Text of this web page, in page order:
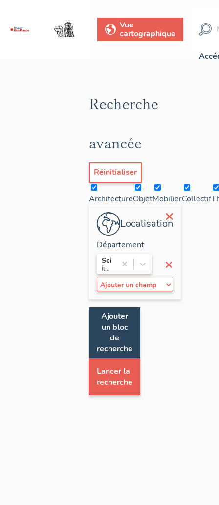
Vue
cartographique
Recherche
avancée
Réinitialiser
ArchitectureObjetMobilierCollectif
×
Localisation
×
Département
Seine-et-Marne
Île-de-France
Ajouter
un bloc
de
recherche
Lancer la
recherche